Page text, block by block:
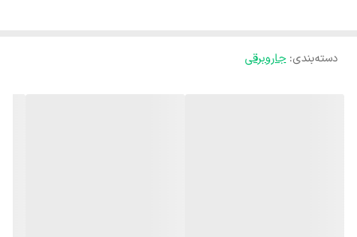
دسته‌بندی: جاروبرقی